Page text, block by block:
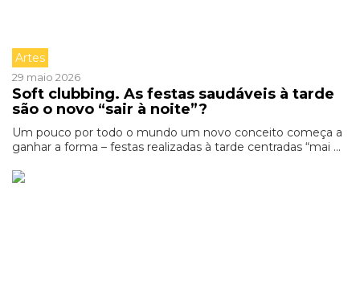
Artes
29 maio 2026
Soft clubbing. As festas saudáveis à tarde
são o novo “sair à noite”?
Um pouco por todo o mundo um novo conceito começa a
ganhar a forma – festas realizadas à tarde centradas “mai ...